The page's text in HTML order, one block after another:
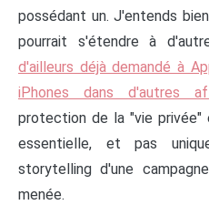
possédant un. J'entends
pourrait s'étendre à
d'ailleurs déjà demandé à
iPhones dans d'autres
protection de la "vie privée"
essentielle, et pas
storytelling d'une
menée.